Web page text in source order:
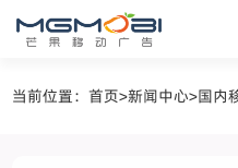
当前位置：首页>新闻中心>